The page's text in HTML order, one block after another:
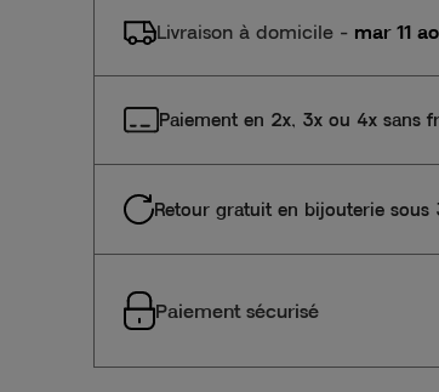
Livraison à domicile- mar 11
Paiement en 2x, 3x ou 4x sans
Retour gratuit en bijouterie sous
Paiement sécurisé